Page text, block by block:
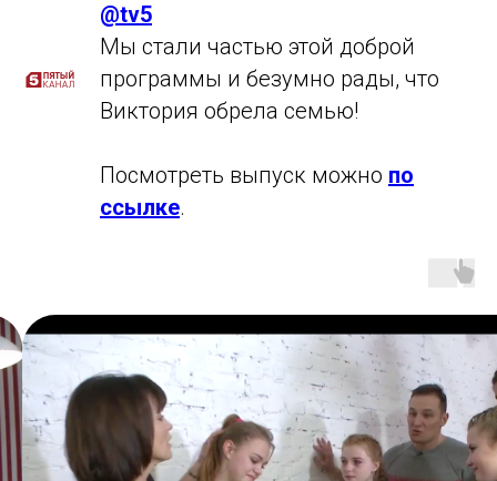
@tv5
Мы стали частью этой доброй
программы и безумно рады, что
Виктория обрела семью!
Посмотреть выпуск можно по
ссылке.